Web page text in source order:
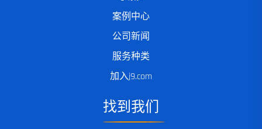
案例中心
公司新闻
服务种类
加入j9.com
找到我们